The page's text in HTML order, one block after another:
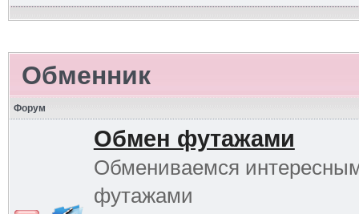
Обменник
Форум
Обмен футажами
Обмениваемся
футажами